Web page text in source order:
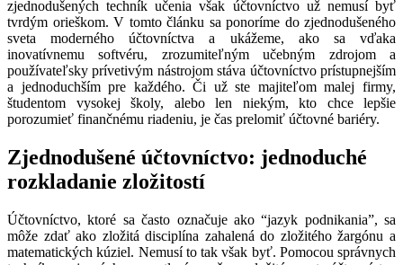
zjednodušených techník učenia však účtovníctvo už nemusí byť
tvrdým orieškom. V tomto článku sa ponoríme do zjednodušeného
sveta moderného účtovníctva a ukážeme, ako sa vďaka
inovatívnemu softvéru, zrozumiteľným učebným zdrojom a
používateľsky prívetivým nástrojom stáva účtovníctvo prístupnejším
a jednoduchším pre každého. Či už ste majiteľom malej firmy,
študentom vysokej školy, alebo len niekým, kto chce lepšie
porozumieť finančnému riadeniu, je čas prelomiť účtovné bariéry.
Zjednodušené účtovníctvo: jednoduché
rozkladanie zložitostí
Účtovníctvo, ktoré sa často označuje ako “jazyk podnikania”, sa
môže zdať ako zložitá disciplína zahalená do zložitého žargónu a
matematických kúziel. Nemusí to tak však byť. Pomocou správnych